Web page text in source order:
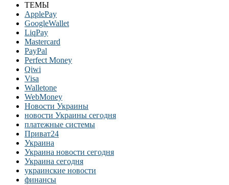
ТЕМЫ
ApplePay
GoogleWallet
LiqPay
Mastercard
PayPal
Perfect Money
Qiwi
Visa
Walletone
WebMoney
Новости Украины
новости Украины сегодня
платежные системы
Приват24
Украина
Украина новости сегодня
Украина сегодня
украинские новости
финансы